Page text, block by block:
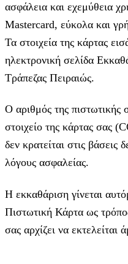
ασφάλεια και εχεμύθεια
Mastercard, εύκολα και
Τα στοιχεία της κάρτας
ηλεκτρονική σελίδα
Τράπεζας Πειραιώς.
Ο αριθμός της πιστωτικής
στοιχείο της κάρτας σας
δεν κρατείται στις βάσεις
λόγους ασφαλείας.
Η εκκαθάριση γίνεται
Πιστωτική Κάρτα ως
σας αρχίζει να εκτελείται